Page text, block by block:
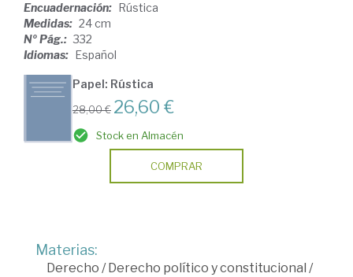
Encuadernación: Rústica
Medidas: 24 cm
Nº Pág.: 332
Idiomas: Español
Papel: Rústica
28,00 € 26,60 €
Stock en Almacén
COMPRAR
Materias:
Derecho / Derecho político y constitucional /